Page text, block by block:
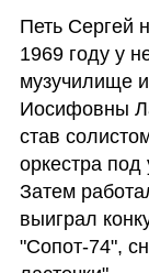
Петь Сергей
1969 году у
музучилище
Иосифовны
став
оркестра
Затем
выиграл
"Сопот-74",